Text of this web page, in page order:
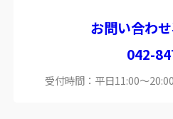
お問い合わ
042-
受付時間：平日11:00～